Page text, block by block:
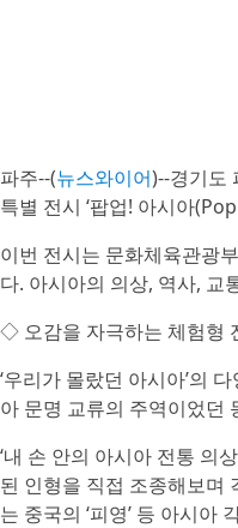
파주--(뉴스와이어)--경기도
특별 전시 ‘팝업! 아시아
이번 전시는 문화체육관광
다. 아시아의 의상, 역사, 교
◇ 오감을 자극하는 체험형
‘우리가 몰랐던 아시아’의
아 문명 교류의 주역이었던
‘내 손 안의 아시아 전통 의
된 인형을 직접 조종해보며
는 중국의 ‘피영’ 등 아시아